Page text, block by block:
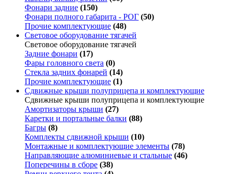
Фонари задние (150)
Фонари полного габарита - РОГ (50)
Прочие комплектующие (48)
Световое оборудование тягачей
Световое оборудование тягачей
Задние фонари (17)
Фары головного света (0)
Стекла задних фонарей (14)
Прочие комплектующие (1)
Сдвижные крыши полуприцепа и комплектующие
Сдвижные крыши полуприцепа и комплектующие
Амортизаторы крыши (27)
Каретки и портальные балки (88)
Багры (8)
Комплекты сдвижной крыши (10)
Монтажные и комплектующие элементы (78)
Направляющие алюминиевые и стальные (46)
Поперечины в сборе (38)